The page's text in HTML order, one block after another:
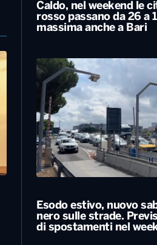
Caldo, nel weekend le
rosso passano da 26 a
massima anche a Bari
Esodo estivo, nuovo
nero sulle strade.
di spostamenti nel